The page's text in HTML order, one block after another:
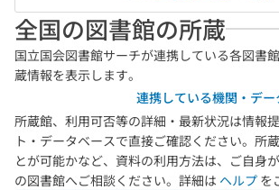
全国の図書館の所蔵
国立国会図書館サーチが連携している各図書
蔵情報を表示します。
連携している機関・デ
所蔵館、利用可否等の詳細・最新状況は情報
ト・データベースで直接ご確認ください。所
とが可能かなど、資料の利用方法は、ご自身
の図書館へご相談ください。詳細は ヘルプ を